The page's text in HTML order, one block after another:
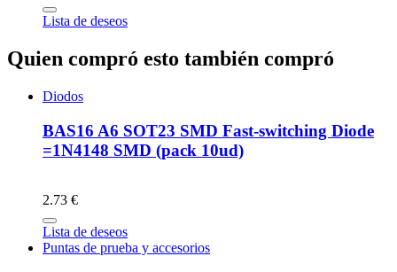
Lista de deseos
Quien compró esto también compró
Diodos
BAS16 A6 SOT23 SMD Fast-switching Diode
=1N4148 SMD (pack 10ud)
2.73 €
Lista de deseos
Puntas de prueba y accesorios